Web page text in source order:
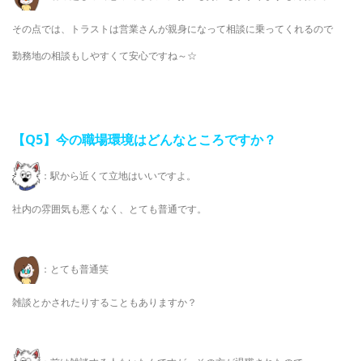
その点では、トラストは営業さんが親身になって相談に乗ってくれるので
勤務地の相談もしやすくて安心ですね～☆
【Q5】今の職場環境はどんなところですか？
：駅から近くて立地はいいですよ。
社内の雰囲気も悪くなく、とても普通です。
：とても普通笑
雑談とかされたりすることもありますか？